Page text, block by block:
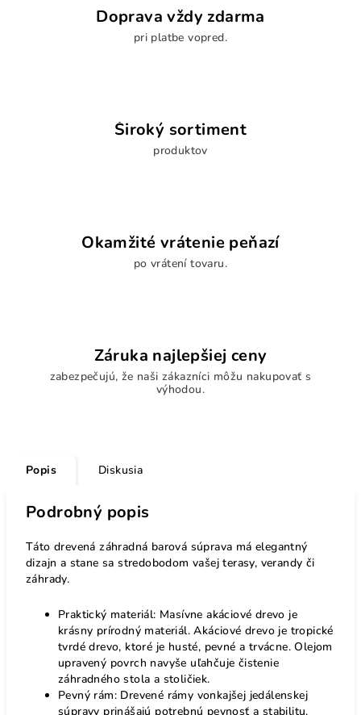
Doprava vždy zdarma
pri platbe vopred.
Široký sortiment
produktov
Okamžité vrátenie peňazí
po vrátení tovaru.
Záruka najlepšiej ceny
zabezpečujú, že naši zákazníci môžu nakupovať s
výhodou.
Popis Diskusia
Podrobný popis
Táto drevená záhradná barová súprava má elegantný
dizajn a stane sa stredobodom vašej terasy, verandy či
záhrady.
Praktický materiál: Masívne akáciové drevo je
krásny prírodný materiál. Akáciové drevo je tropické
tvrdé drevo, ktoré je husté, pevné a trvácne. Olejom
upravený povrch navyše uľahčuje čistenie
záhradného stola a stoličiek.
Pevný rám: Drevené rámy vonkajšej jedálenskej
súpravy prinášajú potrebnú pevnosť a stabilitu.